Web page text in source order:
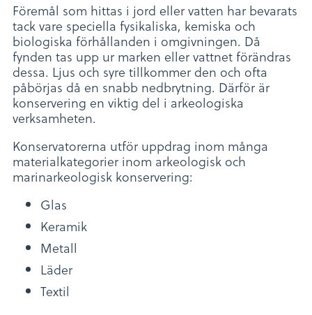
Föremål som hittas i jord eller vatten har bevarats
tack vare speciella fysikaliska, kemiska och
biologiska förhållanden i omgivningen. Då
fynden tas upp ur marken eller vattnet förändras
dessa. Ljus och syre tillkommer den och ofta
påbörjas då en snabb nedbrytning. Därför är
konservering en viktig del i arkeologiska
verksamheten.
Konservatorerna utför uppdrag inom många
materialkategorier inom arkeologisk och
marinarkeologisk konservering:
Glas
Keramik
Metall
Läder
Textil